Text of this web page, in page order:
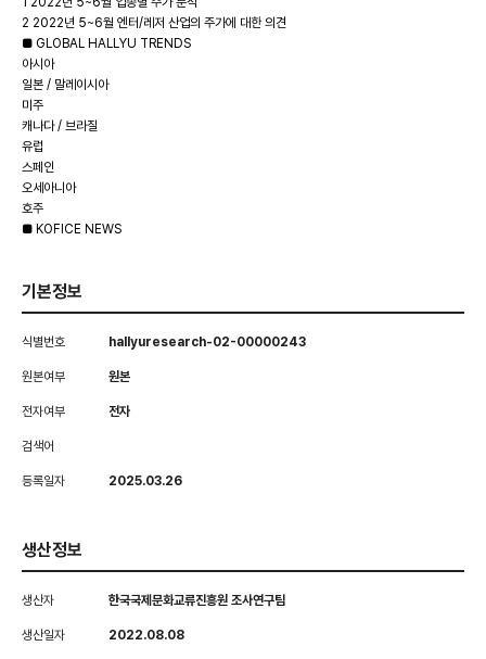
2 2022년 5~6월 엔터/레저 산업의 주가에 대한 의견
■ GLOBAL HALLYU TRENDS
아시아
일본 / 말레이시아
미주
캐나다 / 브라질
유럽
스페인
오세아니아
호주
■ KOFICE NEWS
기본정보
식별번호 hallyuresearch-02-00000243
원본여부 원본
전자여부 전자
검색어
등록일자 2025.03.26
생산정보
생산자 한국국제문화교류진흥원 조사연구팀
생산일자 2022.08.08